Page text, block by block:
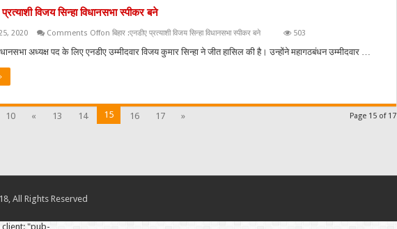
प्रत्याशी विजय सिन्हा विधानसभा स्पीकर बने
2020 Comments Offon बिहार :एनडीए प्रत्याशी विजय सिन्हा विधानसभा स्पीकर बने 503
अध्यक्ष पद के लिए एनडीए उम्मीदवार विजय कुमार सिन्हा ने जीत हासिल की है। उन्होंने महागठबंधन उम्मीदवार …
Page 15 of 17
10 « 13 14 15 16 17 »
All Rights Reserved
"pub-